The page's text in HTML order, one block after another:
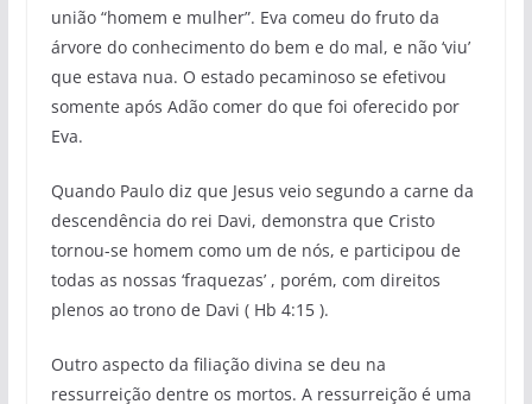
união “homem e mulher”. Eva comeu do fruto da
árvore do conhecimento do bem e do mal, e não ‘viu’
que estava nua. O estado pecaminoso se efetivou
somente após Adão comer do que foi oferecido por
Eva.
Quando Paulo diz que Jesus veio segundo a carne da
descendência do rei Davi, demonstra que Cristo
tornou-se homem como um de nós, e participou de
todas as nossas ‘fraquezas’ , porém, com direitos
plenos ao trono de Davi ( Hb 4:15 ).
Outro aspecto da filiação divina se deu na
ressurreição dentre os mortos. A ressurreição é uma